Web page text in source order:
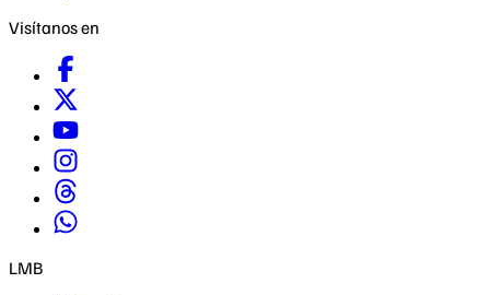
Visítanos en
LMB